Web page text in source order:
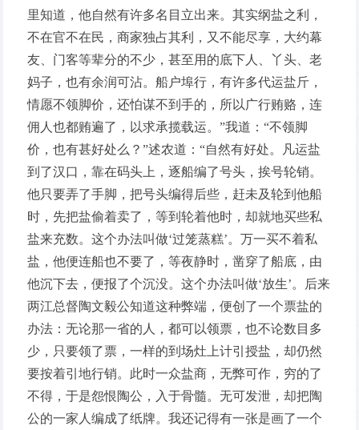
里知道，他自然有许多名目立出来。其实纲盐之利，
不在官不在民，商家独占其利，又不能尽享，大约幕
友、门客等辈分的不少，甚至用的底下人、丫头、老
妈子，也有余润可沾。船户埠行，有许多代运盐斤，
情愿不领脚价，还怕谋不到手的，所以广行贿赂，连
佣人也都贿遍了，以求承揽载运。”我道：“不领脚
价，也有甚好处么？”述农道：“自然有好处。凡运盐
到了汉口，靠在码头上，逐船编了号头，挨号轮销。
他只要弄了手脚，把号头编得后些，赶未及轮到他船
时，先把盐偷着卖了，等到轮着他时，却就地买些私
盐来充数。这个办法叫做‘过笼蒸糕’。万一买不着私
盐，他便连船也不要了，等夜静时，凿穿了船底，由
他沉下去，便报了个沉没。这个办法叫做‘放生’。后来
两江总督陶文毅公知道这种弊端，便创了一个票盐的
办法：无论那一省的人，都可以领票，也不论数目多
少，只要领了票，一样的到场灶上计引授盐，却仍然
要按着引地行销。此时一众盐商，无弊可作，穷的了
不得，于是怨恨陶公，入于骨髓。无可发泄，却把陶
公的一家人编成了纸牌。我还记得有一张是画了一个